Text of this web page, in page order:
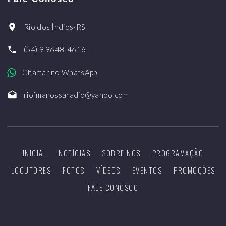
Rio dos Índios-RS
(54) 9 9648-4616
Chamar no WhatsApp
riofmanossaradio@yahoo.com
INICIAL NOTÍCIAS SOBRE NÓS
PROGRAMAÇÃO
LOCUTORES
FOTOS VÍDEOS EVENTOS
PROMOÇÕES
FALE CONOSCO